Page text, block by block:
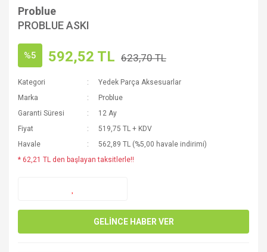
Problue
PROBLUE ASKI
%5 592,52 TL 623,70 TL
Kategori
Yedek Parça Aksesuarlar
Marka
Problue
Garanti Süresi
12 Ay
Fiyat
519,75 TL + KDV
Havale
562,89 TL (%5,00 havale indirimi)
* 62,21 TL den başlayan taksitlerle!!
GELİNCE HABER VER